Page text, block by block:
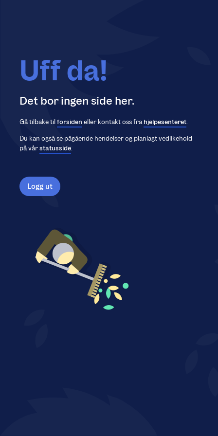
Uff da!
Det bor ingen side her.
Gå tilbake tilforsiden eller kontakt oss frahjelpesenteret.
Du kan også se pågående hendelser og planlagt vedlikehold
på vårstatusside.
Logg ut